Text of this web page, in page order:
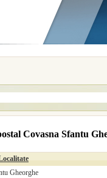
Covasna Sfantu
Gheorghe